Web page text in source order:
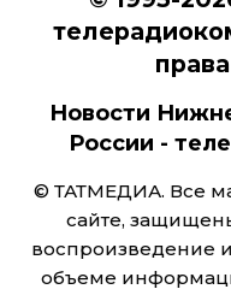
Новости
России -
© ТАТМЕДИА. Все
сайте,
воспроизведение
объеме